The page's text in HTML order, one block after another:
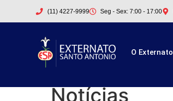
(11) 4227-9999 Seg - Sex: 7:00 - 17:00
O Externato
Notícias